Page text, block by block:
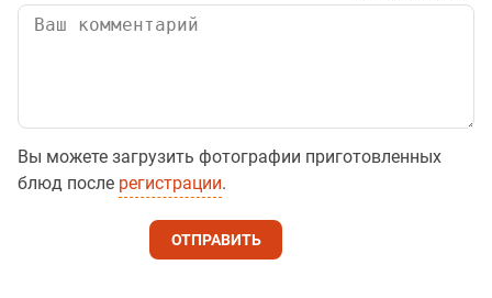
Вы можете загрузить фотографии приготовленных
блюд после регистрации.
ОТПРАВИТЬ